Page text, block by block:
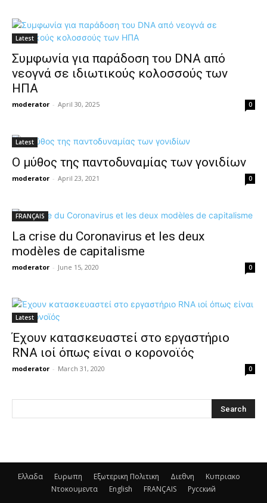
Latest
Συμφωνία για παράδοση του DNA από
νεογνά σε ιδιωτικούς κολοσσούς των
ΗΠΑ
moderator - April 30, 2025 0
Latest
Ο μύθος της παντοδυναμίας των γονιδίων
moderator - April 23, 2021 0
FRANÇAIS
La crise du Coronavirus et les deux
modèles de capitalisme
moderator - June 15, 2020 0
Latest
Έχουν κατασκευαστεί στο εργαστήριο
RNA ιοί όπως είναι ο κορονοϊός
moderator - March 31, 2020 0
Ελλαδα Ευρωπη Εξωτερικη Πολιτικη Διεθνη
Κυπριακο
Ντοκουμεντα
English FRANÇAIS Русский